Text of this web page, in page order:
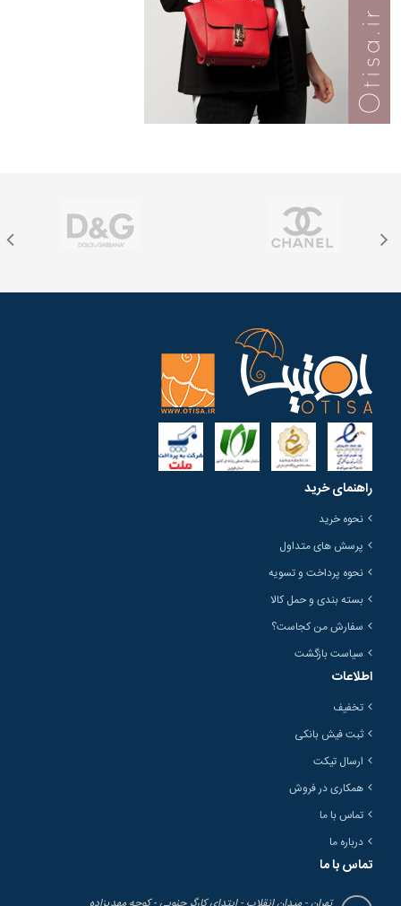
راهنمای خرید
نحوه خرید
پرسش های متداول
نحوه پرداخت و تسویه
بسته بندی و حمل کالا
سفارش من کجاست؟
سیاست بازگشت
اطلاعات
تخفیف
ثبت فیش بانکی
ارسال تیکت
همکاری در فروش
تماس با ما
درباره ما
تماس با ما